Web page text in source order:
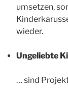
umsetzen,
wieder.
Ungeliebte
… sind